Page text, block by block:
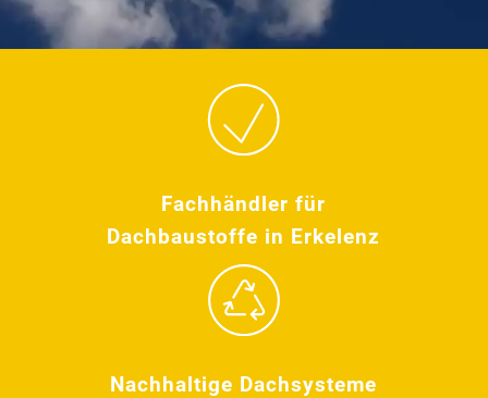
Fachhändler für
Dachbaustoffe in Erkelenz
Nachhaltige Dachsysteme